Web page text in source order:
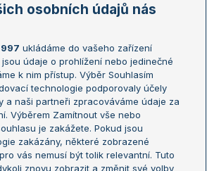
Australian Open
French Open
Wimbledon
US Open
Turnaj mistrů
Turnaj mistryň
osobních údajů nás
997 ukládáme do vašeho zařízení
údaje o prohlížení nebo jedinečné
k nim přístup. Výběr Souhlasím
technologie podporovaly účely
a naši partneři zpracováváme údaje za
Výběrem Zamítnout vše nebo
je zakážete. Pokud jsou
zakázány, některé zobrazené
vás nemusí být tolik relevantní. Tuto
znovu zobrazit a změnit své volby